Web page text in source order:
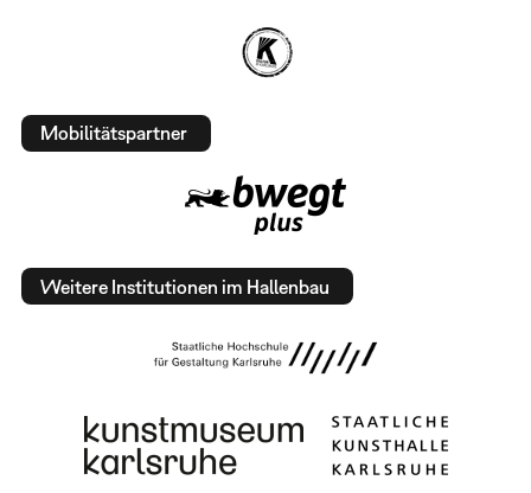
Mobilitätspartner
Weitere Institutionen im Hallenbau